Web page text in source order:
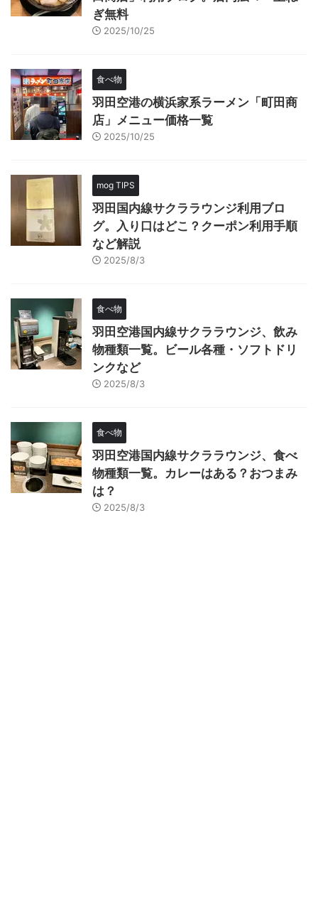
ぎ無料
2025/10/25
食べ物
羽田空港の横浜家系ラーメン「町田商
店」メニュー価格一覧
2025/10/25
mog TIPS
羽田国内線サクララウンジ利用ブロ
グ。入り口はどこ？クーポン利用手順
など解説
2025/8/3
食べ物
羽田空港国内線サクララウンジ、飲み
物種類一覧。ビール各種・ソフトドリ
ンクなど
2025/8/3
食べ物
羽田空港国内線サクララウンジ、食べ
物種類一覧。カレーはある？おつまみ
は？
2025/8/3